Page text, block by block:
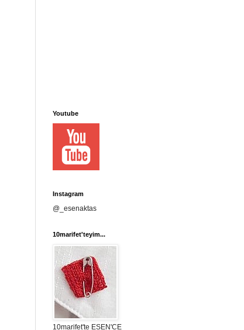
Youtube
Instagram
@_esenaktas
10marifet'teyim...
10marifet'te ESEN'CE